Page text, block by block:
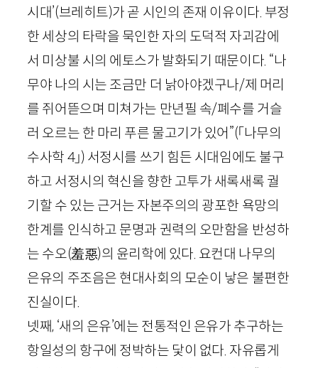
시대’(브레히트)가 곧 시인의 존재 이유이다. 부정
한 세상의 타락을 묵인한 자의 도덕적 자괴감에
서 미상불 시의 에토스가 발화되기 때문이다. “나
무야 나의 시는 조금만 더 낡아야겠구나/제 머리
를 쥐어뜯으며 미쳐가는 만년필 속/폐수를 거슬
러 오르는 한 마리 푸른 물고기가 있어”(「나무의
수사학 4」) 서정시를 쓰기 힘든 시대임에도 불구
하고 서정시의 혁신을 향한 고투가 새록새록 궐
기할 수 있는 근거는 자본주의의 광포한 욕망의
한계를 인식하고 문명과 권력의 오만함을 반성하
는 수오(羞惡)의 윤리학에 있다. 요컨대 나무의
은유의 주조음은 현대사회의 모순이 낳은 불편한
진실이다.
넷째, ‘새의 은유’에는 전통적인 은유가 추구하는
항일성의 항구에 정박하는 닻이 없다. 자유롭게